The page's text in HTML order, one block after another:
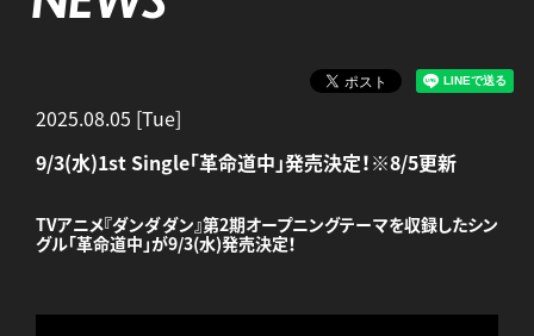
2025.08.05 [Tue]
9/3(水)1st Single「革命道中」発売決定！※8/5更新
TVアニメ『ダンダダン』第2期オープニングテーマを収録したシン
グル「革命道中」が9/3(水)発売決定！